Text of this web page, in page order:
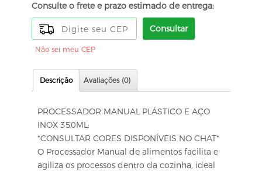
Consulte o frete e prazo estimado de entrega:
Consultar
Não sei meu CEP
Descrição Avaliações (0)
PROCESSADOR MANUAL PLÁSTICO E AÇO
INOX 350ML:
*CONSULTAR CORES DISPONÍVEIS NO CHAT*
O Processador Manual de alimentos facilita e
agiliza os processos dentro da cozinha, ideal